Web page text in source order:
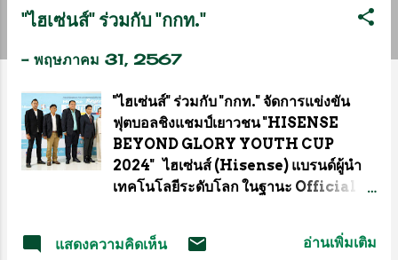
"ไฮเซ่นส์" ร่วมกับ "กกท."
- พฤษภาคม 31, 2567
"ไฮเซ่นส์" ร่วมกับ "กกท." จัดการแข่งขัน
ฟุตบอลชิงแชมป์เยาวชน "HISENSE
BEYOND GLORY YOUTH CUP
2024" ไฮเซ่นส์ (Hisense) แบรนด์ผู้นำ
เทคโนโลยีระดับโลก ในฐานะ Official
พันธมิตรทางธุรกิจ แถลงจัด "HISENSE
แสดงความคิดเห็น อ่านเพิ่มเติม